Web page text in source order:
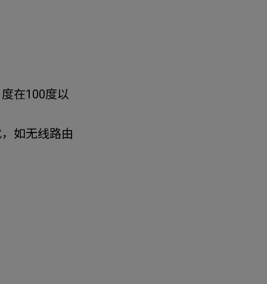
在100度以
如无线路由